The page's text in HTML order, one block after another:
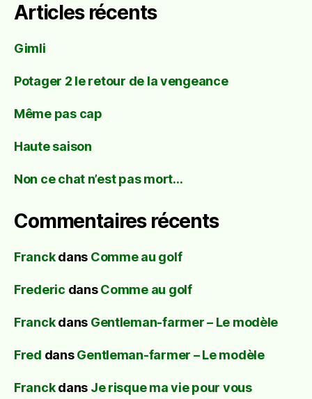
Articles récents
Gimli
Potager 2 le retour de la vengeance
Même pas cap
Haute saison
Non ce chat n’est pas mort…
Commentaires récents
Franckdans Comme au golf
Frederic dansComme au golf
Franckdans Gentleman-farmer – Le modèle
Fred dansGentleman-farmer – Le modèle
Franckdans Je risque ma vie pour vous